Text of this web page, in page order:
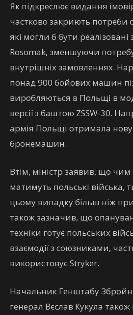
Як підкреслює видання
частково закриють потреби
які могли б бути
Rosomak, зменшуючи
внутрішніх замовленнях.
понад 900 бойових машин
виробляються в Польщі в
версії з баштою ZSSW-30.
армія Польщі отримала
бронемашин.
Втім, міністр заявив, що
матимуть польські війська,
цьому випадку більш ніж
також зазначив, що
техніки готує польських
взаємодії з союзниками,
використовує Stryker.
Начальник Генштабу
генерал Вєслав Кукула також